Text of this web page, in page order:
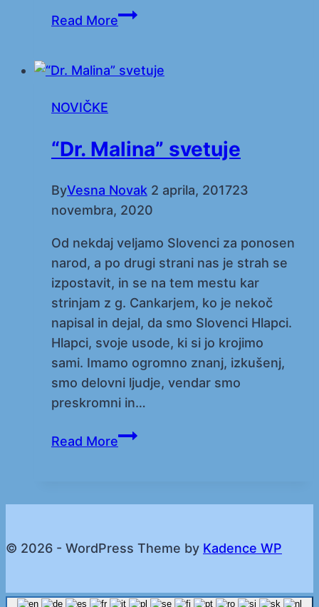
Read MoreVeselje
NOVIČKE
“Dr. Malina” svetuje
ByVesna Novak 2 aprila, 201723
novembra, 2020
Od nekdaj veljamo Slovenci za ponosen
narod, a po drugi strani nas je strah se
izpostavit, in se na tem mestu kar
strinjam z g. Cankarjem, ko je nekoč
napisal in dejal, da smo Slovenci Hlapci.
Hlapci, svoje usode, ki si jo krojimo
sami. Imamo ogromno znanj, izkušenj,
smo delovni ljudje, vendar smo
preskromni in…
Read More“Dr.
© 2026 - WordPress Theme by Kadence WP